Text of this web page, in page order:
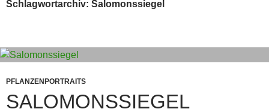
Schlagwortarchiv: Salomonssiegel
PFLANZENPORTRAITS
SALOMONSSIEGEL